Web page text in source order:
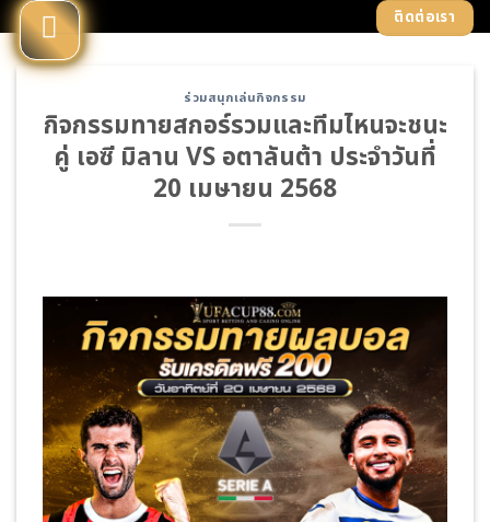
Skip
to
content
ติดต่อเรา
ร่วมสนุกเล่นกิจกรรม
กิจกรรมทายสกอร์รวมและทีมไหนจะชนะ
คู่ เอซี มิลาน VS อตาลันต้า ประจำวันที่
20 เมษายน 2568